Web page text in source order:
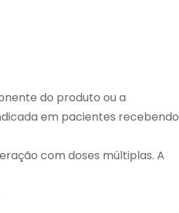
do produto ou a
em pacientes recebendo
com doses múltiplas. A